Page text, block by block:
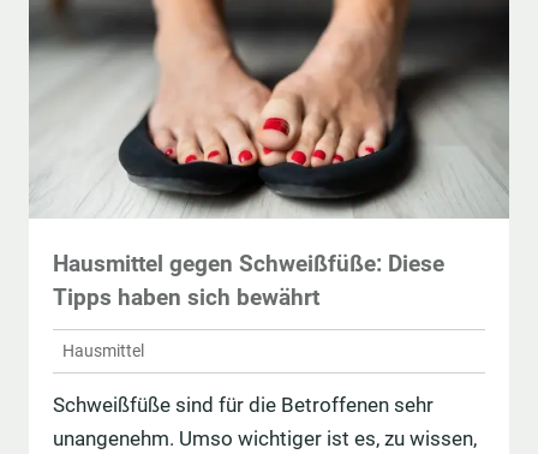
Hausmittel gegen Schweißfüße: Diese
Tipps haben sich bewährt
Hausmittel
Schweißfüße sind für die Betroffenen sehr
unangenehm. Umso wichtiger ist es, zu wissen,